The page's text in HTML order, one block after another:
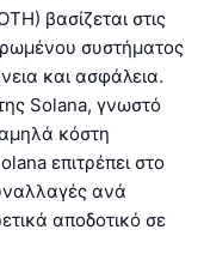
βασίζεται στις
συστήματος
και ασφάλεια.
Solana, γνωστό
κόστη
επιτρέπει στο
ανά
αποδοτικό σε